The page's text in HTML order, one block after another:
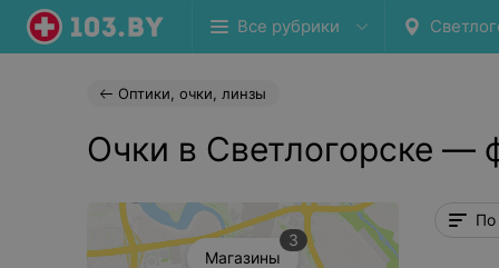
Все рубрики
Оптики, очки, линзы
Очки в Светлогорске —
Магазины
3
По